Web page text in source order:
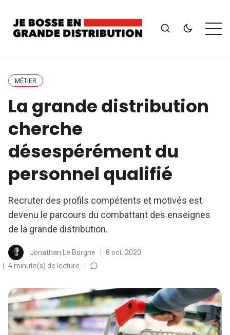
MÉTIER
La grande distribution
cherche
désespérément du
personnel qualifié
Recruter des profils compétents et motivés est
devenu le parcours du combattant des enseignes
de la grande distribution.
Jonathan Le Borgne
8 oct. 2020
4 minute(s) de lecture